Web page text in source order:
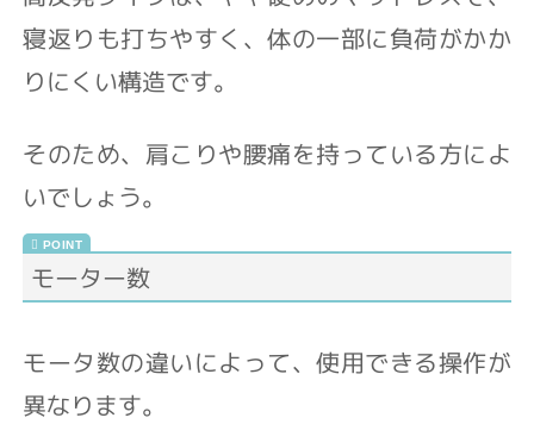
寝返りも打ちやすく、体の一部に負荷がかか
りにくい構造です。
そのため、肩こりや腰痛を持っている方によ
いでしょう。
モーター数
モータ数の違いによって、使用できる操作が
異なります。